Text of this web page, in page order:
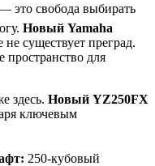
это свобода выбирать
Новый Yamaha
существует преград.
пространство для
здесь. Новый YZ250FX
ключевым
250-кубовый